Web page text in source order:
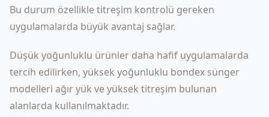
Bu durum özellikle titreşim kontrolü gereken
uygulamalarda büyük avantaj sağlar.
Düşük yoğunluklu ürünler daha hafif uygulamalarda
tercih edilirken, yüksek yoğunluklu bondex sünger
modelleri ağır yük ve yüksek titreşim bulunan
alanlarda kullanılmaktadır.